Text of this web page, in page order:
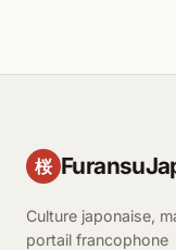
桜
Culture japonaise,
portail francophone